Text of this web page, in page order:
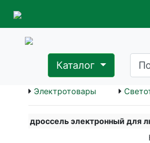
Каталог
Электротовары
дроссель электронный для